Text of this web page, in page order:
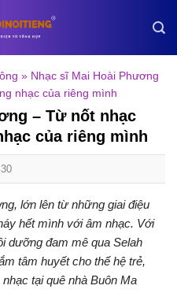
» Nhạc sĩ Mai Hoài Phương
nhạc của riêng mình
– Từ nốt nhạc
của riêng mình
lớn lên từ những giai điệu
hết mình với âm nhạc. Với
dưỡng đam mê qua Selah
tâm huyết cho thế hệ trẻ,
tại quê nhà Buôn Ma